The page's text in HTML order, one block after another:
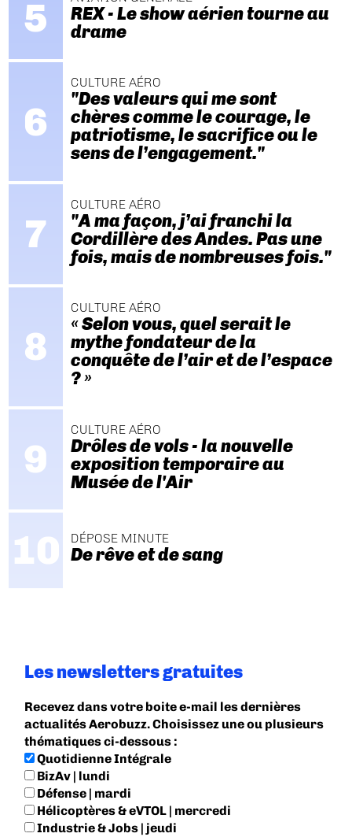
REX - Le show aérien tourne au
drame
CULTURE AÉRO
"Des valeurs qui me sont
chères comme le courage, le
patriotisme, le sacrifice ou le
sens de l’engagement."
CULTURE AÉRO
"A ma façon, j’ai franchi la
Cordillère des Andes. Pas une
fois, mais de nombreuses fois."
CULTURE AÉRO
« Selon vous, quel serait le
mythe fondateur de la
conquête de l’air et de l’espace
? »
CULTURE AÉRO
Drôles de vols - la nouvelle
exposition temporaire au
Musée de l'Air
DÉPOSE MINUTE
De rêve et de sang
Les newsletters gratuites
Recevez dans votre boite e-mail les dernières
actualités Aerobuzz. Choisissez une ou plusieurs
thématiques ci-dessous :
Quotidienne Intégrale
BizAv | lundi
Défense | mardi
Hélicoptères & eVTOL | mercredi
Industrie & Jobs | jeudi